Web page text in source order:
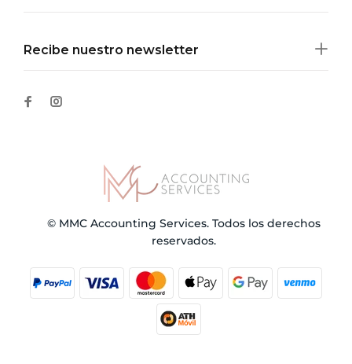
Recibe nuestro newsletter
© MMC Accounting Services. Todos los derechos
reservados.